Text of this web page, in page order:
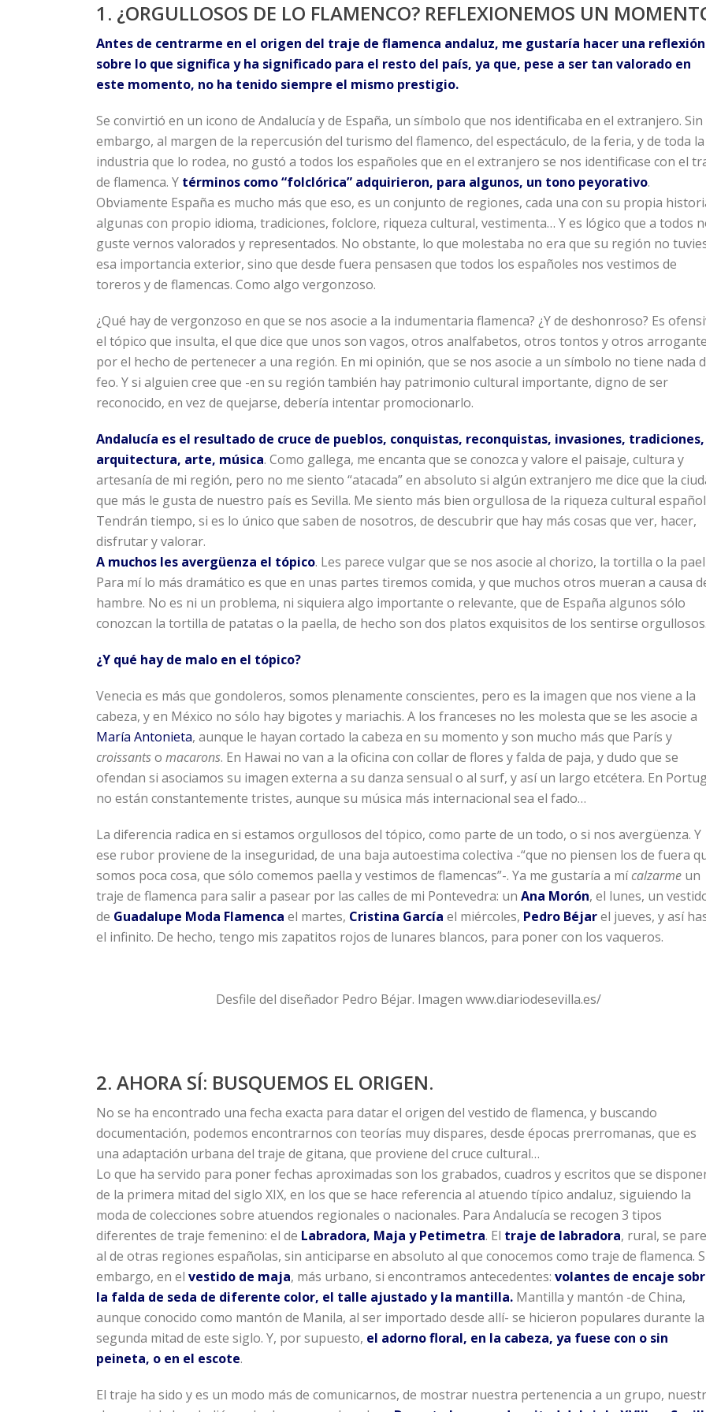
1. ¿ORGULLOSOS DE LO FLAMENCO? REFLEXIONEMOS UN
Antes de centrarme en el origen del traje de flamenca andaluz, me gustaría hacer una reflexión
sobre lo que significa y ha significado para el resto del país, ya que, pese a ser tan valorado en
este momento, no ha tenido siempre el mismo prestigio.
Se convirtió en un icono de Andalucía y de España, un símbolo que nos identificaba en el extranjero. Sin
embargo, al margen de la repercusión del turismo del flamenco, del espectáculo, de la feria, y de toda la
industria que lo rodea, no gustó a todos los españoles que en el extranjero se nos identificase con el
de flamenca. Y términos como “folclórica” adquirieron, para algunos, un tono peyorativo.
Obviamente España es mucho más que eso, es un conjunto de regiones, cada una con su propia
algunas con propio idioma, tradiciones, folclore, riqueza cultural, vestimenta… Y es lógico que a todos
guste vernos valorados y representados. No obstante, lo que molestaba no era que su región no
esa importancia exterior, sino que desde fuera pensasen que todos los españoles nos vestimos de
toreros y de flamencas. Como algo vergonzoso.
¿Qué hay de vergonzoso en que se nos asocie a la indumentaria flamenca? ¿Y de deshonroso? Es
el tópico que insulta, el que dice que unos son vagos, otros analfabetos, otros tontos y otros
por el hecho de pertenecer a una región. En mi opinión, que se nos asocie a un símbolo no tiene nada
feo. Y si alguien cree que -en su región también hay patrimonio cultural importante, digno de ser
reconocido, en vez de quejarse, debería intentar promocionarlo.
Andalucía es el resultado de cruce de pueblos, conquistas, reconquistas, invasiones, tradiciones,
arquitectura, arte, música. Como gallega, me encanta que se conozca y valore el paisaje, cultura y
artesanía de mi región, pero no me siento “atacada” en absoluto si algún extranjero me dice que la
que más le gusta de nuestro país es Sevilla. Me siento más bien orgullosa de la riqueza cultural
Tendrán tiempo, si es lo único que saben de nosotros, de descubrir que hay más cosas que ver, hacer,
disfrutar y valorar.
A muchos les avergüenza el tópico. Les parece vulgar que se nos asocie al chorizo, la tortilla o la
Para mí lo más dramático es que en unas partes tiremos comida, y que muchos otros mueran a causa
hambre. No es ni un problema, ni siquiera algo importante o relevante, que de España algunos sólo
conozcan la tortilla de patatas o la paella, de hecho son dos platos exquisitos de los sentirse orgullosos.
¿Y qué hay de malo en el tópico?
Venecia es más que gondoleros, somos plenamente conscientes, pero es la imagen que nos viene a la
cabeza, y en México no sólo hay bigotes y mariachis. A los franceses no les molesta que se les asocie a
María Antonieta, aunque le hayan cortado la cabeza en su momento y son mucho más que París y
croissantso macarons. En Hawai no van a la oficina con collar de flores y falda de paja, y dudo que se
ofendan si asociamos su imagen externa a su danza sensual o al surf, y así un largo etcétera. En
no están constantemente tristes, aunque su música más internacional sea el fado…
La diferencia radica en si estamos orgullosos del tópico, como parte de un todo, o si nos avergüenza. Y
ese rubor proviene de la inseguridad, de una baja autoestima colectiva -“que no piensen los de fuera
somos poca cosa, que sólo comemos paella y vestimos de flamencas”-. Ya me gustaría a mícalzarme un
traje de flamenca para salir a pasear por las calles de mi Pontevedra: un Ana Morón, el lunes, un
de Guadalupe Moda Flamenca el martes, Cristina García el miércoles, Pedro Béjarel jueves, y así
el infinito. De hecho, tengo mis zapatitos rojos de lunares blancos, para poner con los vaqueros.
Desfile del diseñador Pedro Béjar. Imagen www.diariodesevilla.es/
2. AHORA SÍ: BUSQUEMOS EL ORIGEN.
No se ha encontrado una fecha exacta para datar el origen del vestido de flamenca, y buscando
documentación, podemos encontrarnos con teorías muy dispares, desde épocas prerromanas, que es
una adaptación urbana del traje de gitana, que proviene del cruce cultural…
Lo que ha servido para poner fechas aproximadas son los grabados, cuadros y escritos que se
de la primera mitad del siglo XIX, en los que se hace referencia al atuendo típico andaluz, siguiendo la
moda de colecciones sobre atuendos regionales o nacionales. Para Andalucía se recogen 3 tipos
diferentes de traje femenino: el de Labradora, Maja y Petimetra. El traje de labradora, rural, se
al de otras regiones españolas, sin anticiparse en absoluto al que conocemos como traje de flamenca.
embargo, en el vestido de maja, más urbano, si encontramos antecedentes: volantes de encaje
la falda de seda de diferente color, el talle ajustado y la mantilla. Mantilla y mantón -de China,
aunque conocido como mantón de Manila, al ser importado desde allí- se hicieron populares durante la
segunda mitad de este siglo. Y, por supuesto, el adorno floral, en la cabeza, ya fuese con o sin
peineta, o en el escote.
El traje ha sido y es un modo más de comunicarnos, de mostrar nuestra pertenencia a un grupo,